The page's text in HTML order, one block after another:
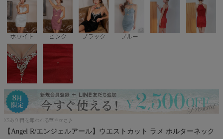
Pleaser
ホワイト ピンク ブラック ブルー
XSあり!目を奪われる華やかさ♪
【Angel R/エンジェルアール】ウエストカット ラメ ホルターネック